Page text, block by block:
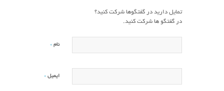
تمایل دارید در گفتگوها شرکت کنید؟
در گفتگو ها شرکت کنید.
نام *
ایمیل *